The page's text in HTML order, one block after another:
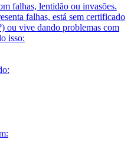
falhas, lentidão ou invasões.
falhas, está sem certificado
ou vive dando problemas com
isso: